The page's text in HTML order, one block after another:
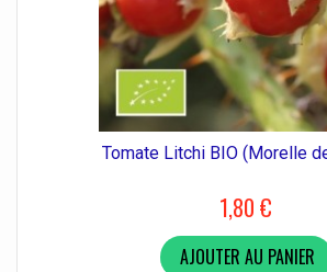
Tomate Litchi BIO (Morelle
1,80 €
AJOUTER AU PANIER